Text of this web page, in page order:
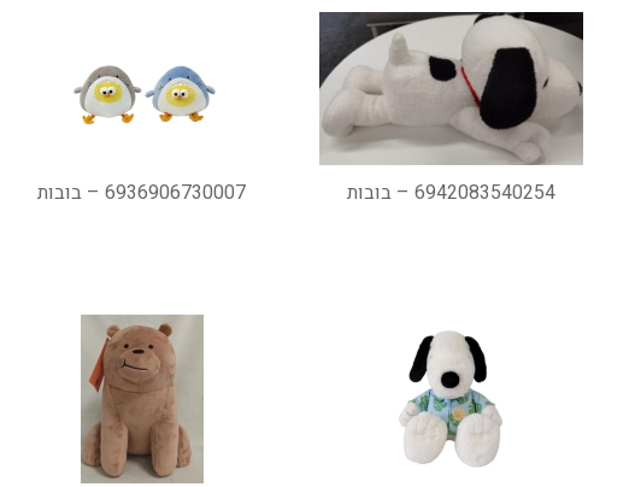
6942083540254 – בובות 6936906730007 – בובות